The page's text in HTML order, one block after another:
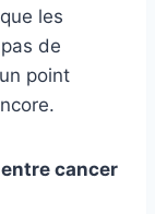
les
de
point
cancer